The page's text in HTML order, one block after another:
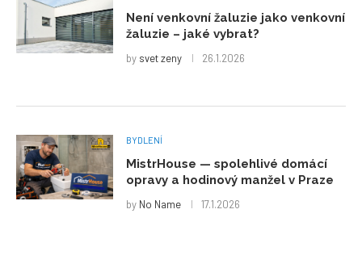
Není venkovní žaluzie jako venkovní
žaluzie – jaké vybrat?
by svet zeny 26.1.2026
BYDLENÍ
MistrHouse — spolehlivé domácí
opravy a hodinový manžel v Praze
by No Name 17.1.2026